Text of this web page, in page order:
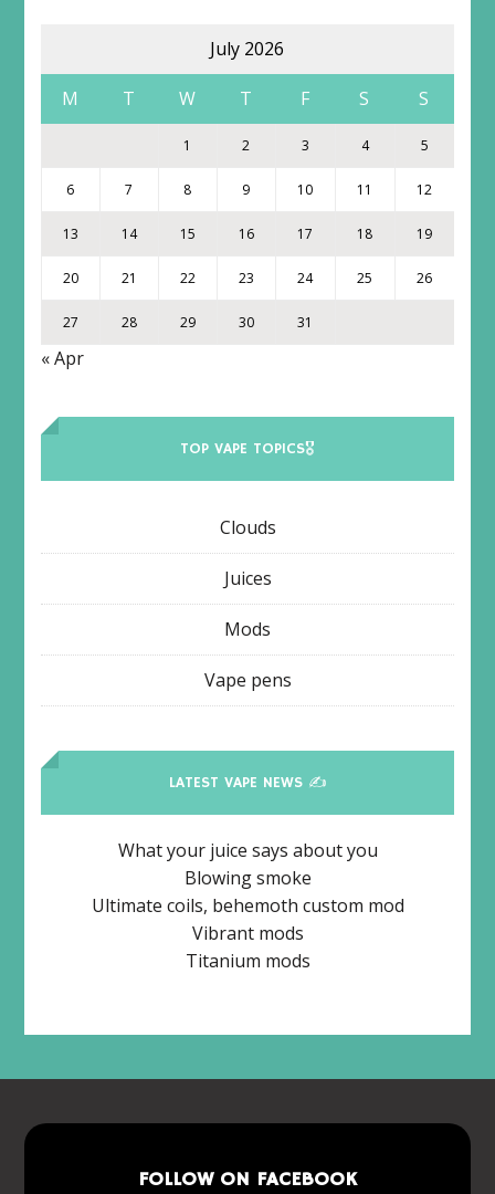
July 2026
M T W T F S S
1 2 3 4 5
6 7 8 9 10 11 12
13 14 15 16 17 18 19
20 21 22 23 24 25 26
27 28 29 30 31
« Apr
TOP VAPE TOPICS🎖
Clouds
Juices
Mods
Vape pens
LATEST VAPE NEWS ✍
What your juice says about you
Blowing smoke
Ultimate coils, behemoth custom mod
Vibrant mods
Titanium mods
FOLLOW ON FACEBOOK